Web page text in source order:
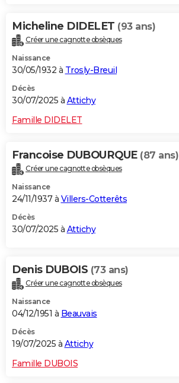
Micheline DIDELET (93 ans)
Créer une cagnotte obsèques
Naissance
30/05/1932 à Trosly-Breuil
Décès
30/07/2025 à Attichy
Famille DIDELET
Francoise DUBOURQUE (87 ans)
Créer une cagnotte obsèques
Naissance
24/11/1937 à Villers-Cotterêts
Décès
30/07/2025 à Attichy
Denis DUBOIS (73 ans)
Créer une cagnotte obsèques
Naissance
04/12/1951 à Beauvais
Décès
19/07/2025 à Attichy
Famille DUBOIS